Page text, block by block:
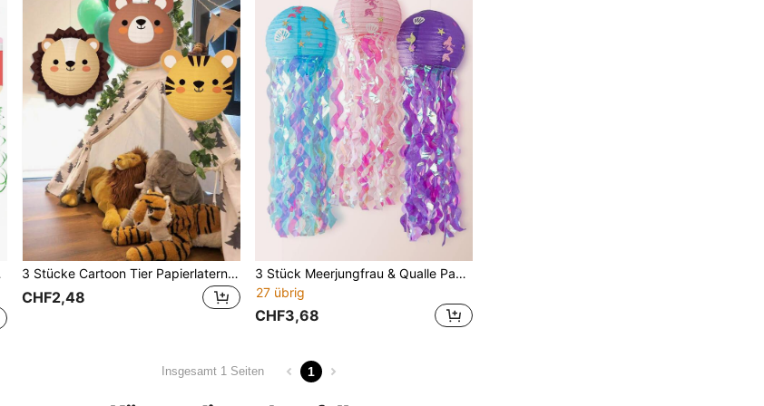
3 Stücke Cartoon Tier Papierlaterne, Jungle Tiere Tiger, Löwe, Bär hängende Papierlaterne für Geburtstagsfest, Baby-Shower Deko, Weihnachten
CHF2,48
3 Stück Meerjungfrau & Qualle Papier Laternen Meeresthema Party Deko, Schlafzimmer & Raum Hänge Laternen, Schulbeginn, Valentinstag
27 übrig
CHF3,68
Insgesamt 1 Seiten 1